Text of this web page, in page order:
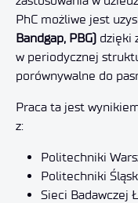
PhC możliwe jest
Bandgap, PBG) dzięki
w periodycznej
porównywalne do
Praca ta jest
z:
Politechniki
Politechniki
Sieci Badawczej